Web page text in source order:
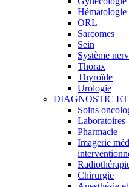
Hématologie
ORL
Sarcomes
Sein
Système
Thorax
Thyroïde
Urologie
DIAGNOSTIC
Soins
Laboratoires
Pharmacie
Imagerie
Chirurgie